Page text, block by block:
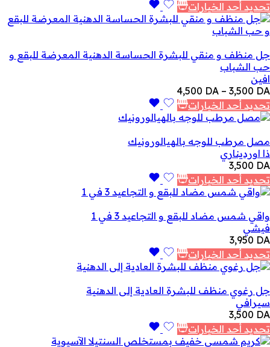
تحديد أحد الخيارات
جل منظف و منقي للبشرة الحساسة الدهنية المعرضة للبقع و
حب الشباب
افين
3,500 DA
–
4,500 DA
السعر:
من
خلال
تحديد أحد الخيارات
مصل مرطب للوجه بالهيالورونيك
ذا اورديناري
3,500 DA
تحديد أحد الخيارات
واقي شمس مضاد للبقع و التجاعيد 3 في 1
فيشي
3,950 DA
تحديد أحد الخيارات
جل رغوي منظف للبشرة العادية إلى الدهنية
سيرافي
3,500 DA
تحديد أحد الخيارات